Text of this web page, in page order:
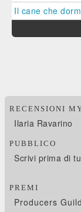
Il cane che
RECENSIONI
Ilaria Ravarino
PUBBLICO
Scrivi prima di
PREMI
Producers